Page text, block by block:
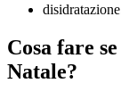
Cosa fare
Natale?